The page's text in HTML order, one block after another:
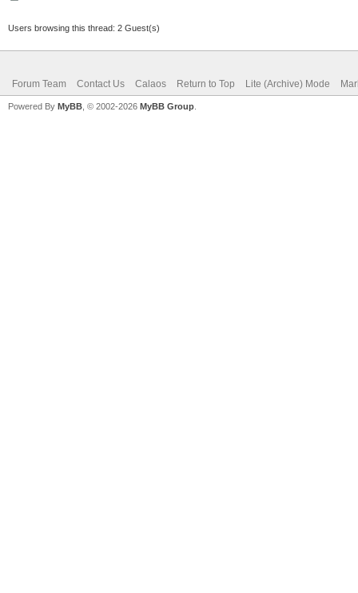
Users browsing this thread: 2 Guest(s)
Forum Team Contact Us Calaos Return to Top Lite (Archive) Mode
Powered By MyBB , © 2002-2026 MyBB Group